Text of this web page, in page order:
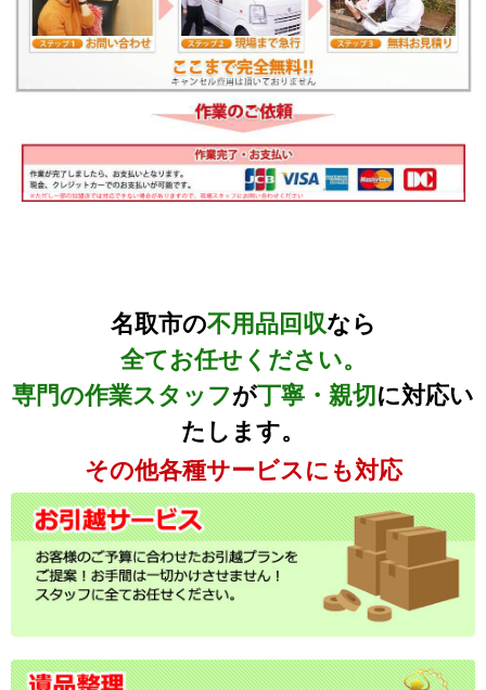
名取市の不用品回収なら
全てお任せください。
専門の作業スタッフが丁寧・親切 に対応い
たします。
その他各種サービスにも対応